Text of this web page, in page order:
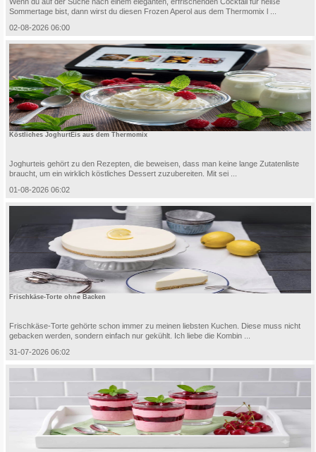
Sommertage bist, dann wirst du diesen Frozen Aperol aus dem Thermomix l ...
02-08-2026 06:00
Köstliches JoghurtEis aus dem Thermomix
Joghurteis gehört zu den Rezepten, die beweisen, dass man keine lange Zutatenliste
braucht, um ein wirklich köstliches Dessert zuzubereiten. Mit sei ...
01-08-2026 06:02
Frischkäse-Torte ohne Backen
Frischkäse-Torte gehörte schon immer zu meinen liebsten Kuchen. Diese muss nicht
gebacken werden, sondern einfach nur gekühlt. Ich liebe die Kombin ...
31-07-2026 06:02